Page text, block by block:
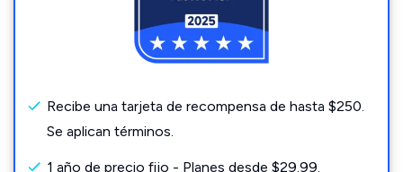
Recibe una tarjeta de recompensa de hasta $250.
Se aplican términos.
1 año de precio fijo - Planes desde $29.99.